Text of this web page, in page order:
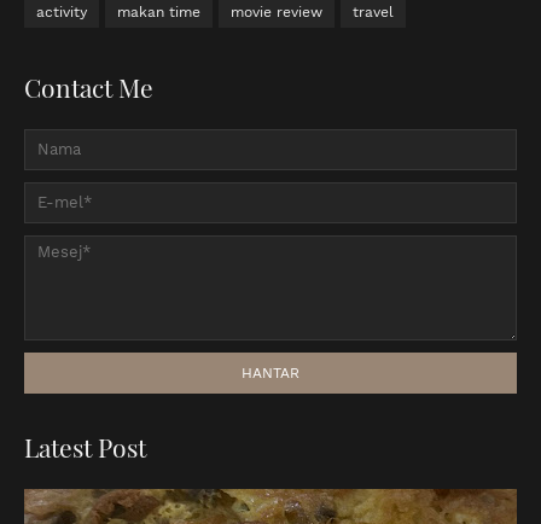
activity makan time movie review travel
Contact Me
Latest Post